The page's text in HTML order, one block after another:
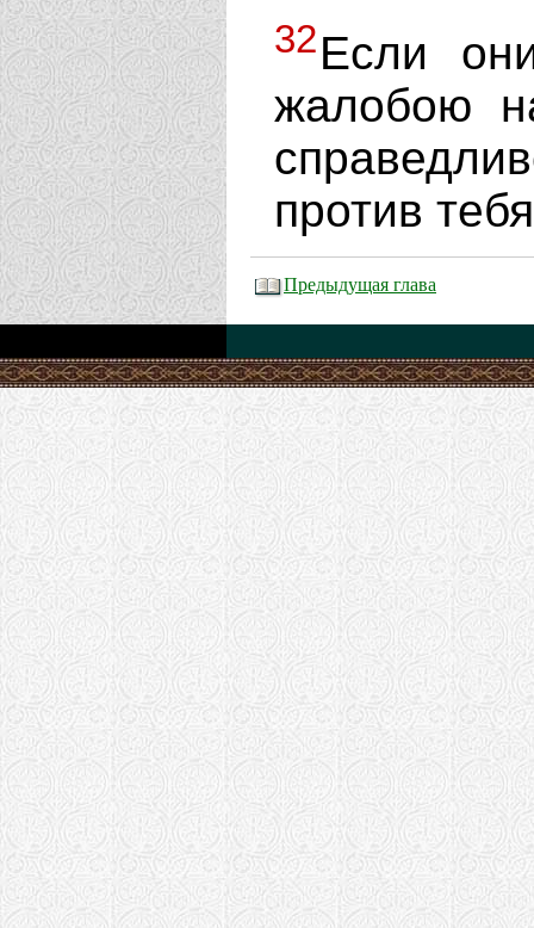
32Если
жалобою
против
Предыдущая глава